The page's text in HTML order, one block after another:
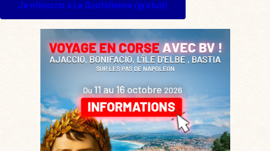
Je m'inscris à La Quotidienne (gratuit)